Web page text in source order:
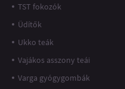
TST fokozók
Üdítők
Ukko teák
Vajákos asszony teái
Varga gyógygombák